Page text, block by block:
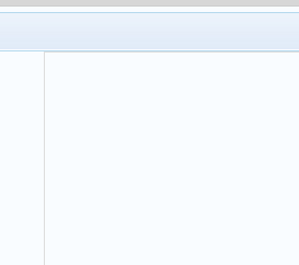
·梅地亚维拉 加西埃拉·莫利娜 埃斯特·索兰斯